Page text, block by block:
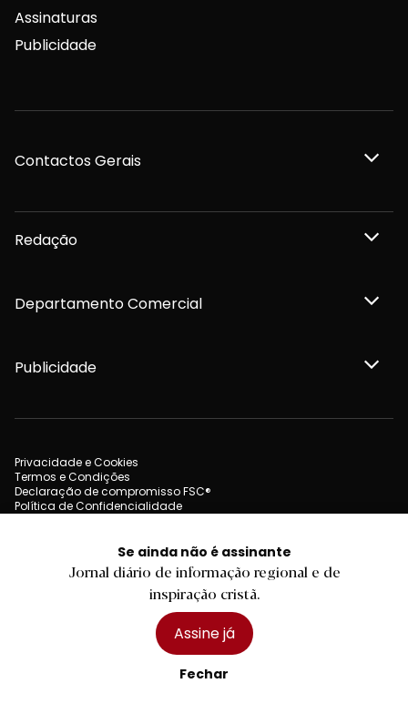
Se ainda não é assinante
Jornal diário de informação regional e de
inspiração cristã.
Assine já
Fechar
Assinaturas
Publicidade
Contactos Gerais
Redação
Departamento Comercial
Publicidade
Privacidade e Cookies
Termos e Condições
Declaração de compromisso FSC®
Política de Confidencialidade
2026 Diário do Minho, Lda. © Todos os direitos reservados